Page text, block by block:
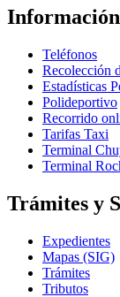
Información
Teléfonos
Recolección
Estadísticas
Polideportivo
Recorrido
Tarifas Taxi
Terminal
Terminal
Trámites y
Expedientes
Mapas (SIG)
Trámites
Tributos